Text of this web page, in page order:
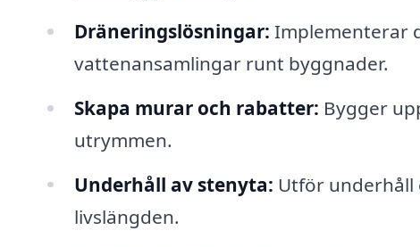
Dräneringslösningar: Implementerar
vattenansamlingar runt byggnader.
Skapa murar och rabatter: Bygger
utrymmen.
Underhåll av stenyta: Utför
livslängden.